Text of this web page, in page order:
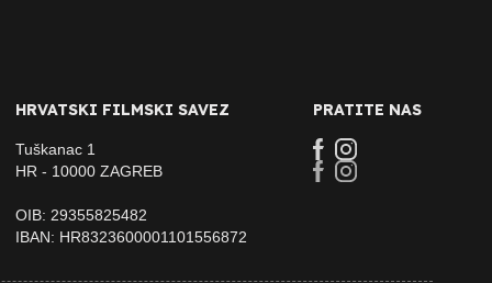
HRVATSKI FILMSKI SAVEZ
Tuškanac 1
HR - 10000 ZAGREB
OIB: 29355825482
IBAN: HR8323600001101556872
PRATITE NAS